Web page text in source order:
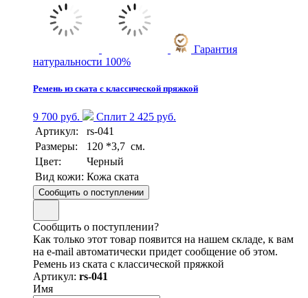
Гарантия
натуральности 100%
Ремень из ската с классической пряжкой
9 700 руб.
Сплит 2 425 руб.
Артикул:
rs-041
Размеры:
120 *3,7 см.
Цвет:
Черный
Вид кожи: Кожа ската
Сообщить о поступлении
Сообщить о поступлении?
Как только этот товар появится на нашем складе, к вам
на e-mail автоматически придет сообщение об этом.
Ремень из ската с классической пряжкой
Артикул: rs-041
Имя